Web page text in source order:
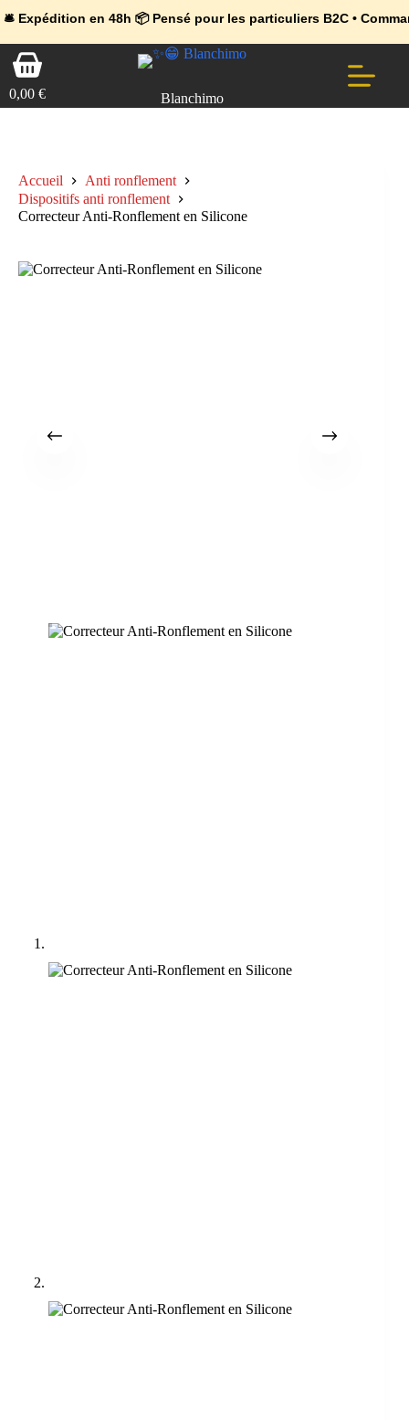
en 48h 📦 Pensé pour les particuliers B2C • Commande
🔥 Déjà adopté par les pros 👉 Passez en Espace Pro B2B 📦
💼 Offres réservées aux professionnels 🚀 Rejoignez l’Espace Pro
PasserPanier
d’achat
0,00 € Blanchimo
Accueil
Anti ronflement
Dispositifs anti ronflement
Correcteur Anti-Ronflement en Silicone